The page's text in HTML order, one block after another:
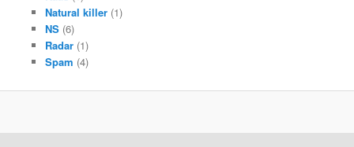
Natural killer(1)
NS(6)
Radar(1)
Spam (4)